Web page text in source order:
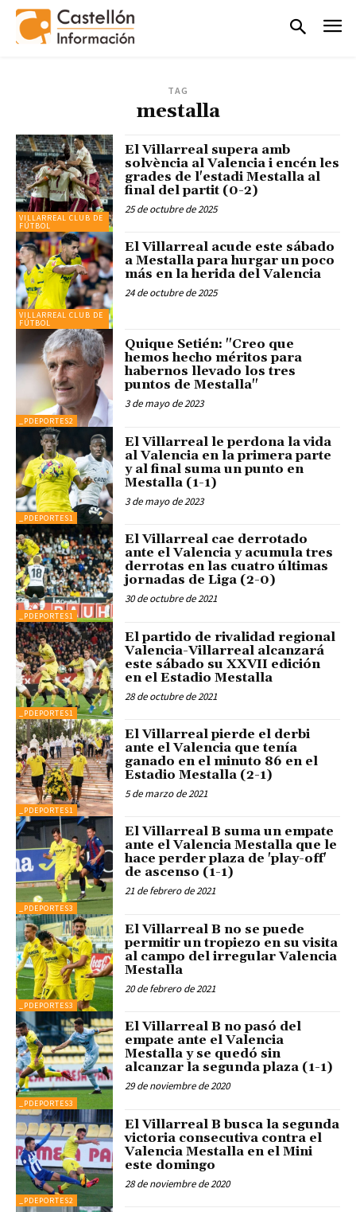
TAG
mestalla
VILLARREAL CLUB DE
FÚTBOL
El Villarreal supera amb
solvència al Valencia i encén les
grades de l'estadi Mestalla al
final del partit (0-2)
25 de octubre de 2025
VILLARREAL CLUB DE
FÚTBOL
El Villarreal acude este sábado
a Mestalla para hurgar un poco
más en la herida del Valencia
24 de octubre de 2025
_PDEPORTES2
Quique Setién: "Creo que
hemos hecho méritos para
habernos llevado los tres
puntos de Mestalla"
3 de mayo de 2023
_PDEPORTES1
El Villarreal le perdona la vida
al Valencia en la primera parte
y al final suma un punto en
Mestalla (1-1)
3 de mayo de 2023
_PDEPORTES1
El Villarreal cae derrotado
ante el Valencia y acumula tres
derrotas en las cuatro últimas
jornadas de Liga (2-0)
30 de octubre de 2021
_PDEPORTES1
El partido de rivalidad regional
Valencia-Villarreal alcanzará
este sábado su XXVII edición
en el Estadio Mestalla
28 de octubre de 2021
_PDEPORTES1
El Villarreal pierde el derbi
ante el Valencia que tenía
ganado en el minuto 86 en el
Estadio Mestalla (2-1)
5 de marzo de 2021
_PDEPORTES3
El Villarreal B suma un empate
ante el Valencia Mestalla que le
hace perder plaza de 'play-off'
de ascenso (1-1)
21 de febrero de 2021
_PDEPORTES3
El Villarreal B no se puede
permitir un tropiezo en su visita
al campo del irregular Valencia
Mestalla
20 de febrero de 2021
_PDEPORTES3
El Villarreal B no pasó del
empate ante el Valencia
Mestalla y se quedó sin
alcanzar la segunda plaza (1-1)
29 de noviembre de 2020
_PDEPORTES2
El Villarreal B busca la segunda
victoria consecutiva contra el
Valencia Mestalla en el Mini
este domingo
28 de noviembre de 2020